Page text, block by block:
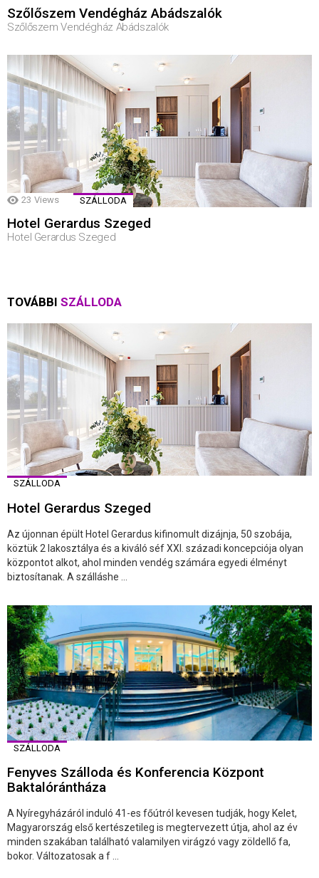
Szőlőszem Vendégház Abádszalók
Szőlőszem Vendégház Abádszalók
23 Views SZÁLLODA
Hotel Gerardus Szeged
Hotel Gerardus Szeged
TOVÁBBI SZÁLLODA
SZÁLLODA
Hotel Gerardus Szeged
Az újonnan épült Hotel Gerardus kifinomult dizájnja, 50 szobája,
köztük 2 lakosztálya és a kiváló séf XXI. századi koncepciója olyan
központot alkot, ahol minden vendég számára egyedi élményt
biztosítanak. A szálláshe ...
SZÁLLODA
Fenyves Szálloda és Konferencia Központ
Baktalórántháza
A Nyíregyházáról induló 41-es főútról kevesen tudják, hogy Kelet,
Magyarország első kertészetileg is megtervezett útja, ahol az év
minden szakában található valamilyen virágzó vagy zöldellő fa,
bokor. Változatosak a f ...